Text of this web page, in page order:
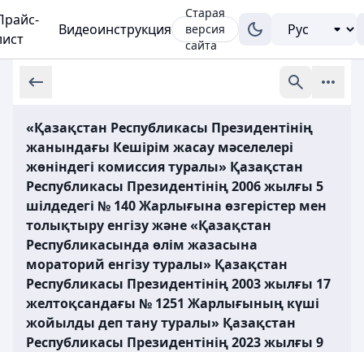
Видеоинструкция
Старая
версия
сайта
«Қазақстан Республикасы Президентінің
жанындағы Кешірім жасау мәселелері
жөніндегі комиссия туралы» Қазақстан
Республикасы Президентінің 2006 жылғы 5
шілдедегі № 140 Жарлығына өзгерістер мен
толықтыру енгізу және «Қазақстан
Республикасында өлім жазасына
мораторий енгізу туралы» Қазақстан
Республикасы Президентінің 2003 жылғы 17
желтоқсандағы № 1251 Жарлығының күші
жойылды деп тану туралы» Қазақстан
Республикасы Президентінің 2023 жылғы 9